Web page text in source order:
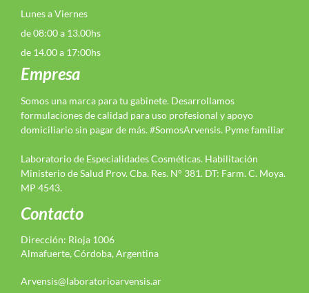
Lunes a Viernes
de 08:00 a 13.00hs
de 14.00 a 17:00hs
Empresa
Somos una marca para tu gabinete. Desarrollamos
formulaciones de calidad para uso profesional y apoyo
domiciliario sin pagar de más. #SomosArvensis. Pyme familiar
Laboratorio de Especialidades Cosméticas. Habilitación
Ministerio de Salud Prov. Cba. Res. N° 381. DT: Farm. C. Moya.
MP 4543.
Contacto
Dirección: Rioja 1006
Almafuerte, Córdoba, Argentina
Arvensis@laboratorioarvensis.ar